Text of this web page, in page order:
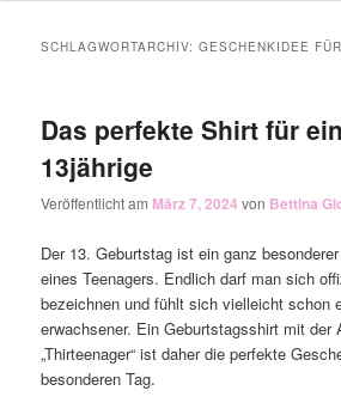
SCHLAGWORTARCHIV:GESCHENKIDEE
Das perfekte Shirt für
13jährige
Veröffentlicht am März 7, 2024 von Bettina
Der 13. Geburtstag ist ein ganz
eines Teenagers. Endlich darf man sich
bezeichnen und fühlt sich vielleicht schon
erwachsener. Ein Geburtstagsshirt mit der
„Thirteenager“ ist daher die perfekte
besonderen Tag.